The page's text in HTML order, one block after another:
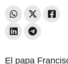
El papa